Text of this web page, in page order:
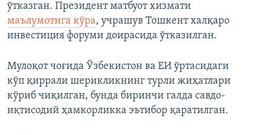
ўтказган. Президент матбуот хизмати
маълумотига кўра, учрашув Тошкент халқаро
инвестиция форуми доирасида ўтказилган.
Мулоқот чоғида Ўзбекистон ва ЕИ ўртасидаги
кўп қиррали шерикликнинг турли жиҳатлари
кўриб чиқилган, бунда биринчи галда савдо-
иқтисодий ҳамкорликка эътибор қаратилган.